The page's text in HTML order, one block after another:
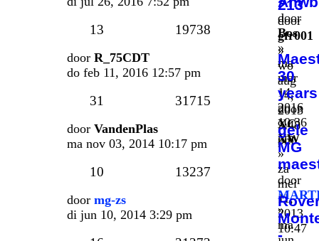
door
Bos
»
ma
mar
14,
2016
10:36
pm
213
door
gfr001
»
wo
aug
14,
2013
9:48
pm
13 19738
door R_75CDT
do feb 11, 2016 12:57 pm
30
years
door
XC-
XW
»
za
mei
11,
2013
10:47
31 31715
door VandenPlas
ma nov 03, 2014 10:17 pm
gele
MG
door
»
ma
10 13237
door mg-zs
di jun 10, 2014 3:29 pm
-